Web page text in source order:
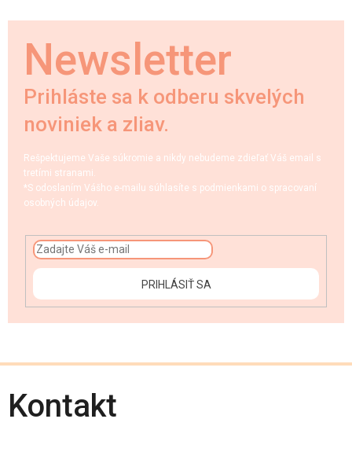
Newsletter
Prihláste sa k odberu skvelých
noviniek a zliav.
Rešpektujeme Vaše súkromie a nikdy nebudeme zdieľať Váš email s
tretími stranami.
*S odoslaním Vášho e-mailu súhlasíte s podmienkami o spracovaní
osobných údajov.
PRIHLÁSIŤ SA
Kontakt